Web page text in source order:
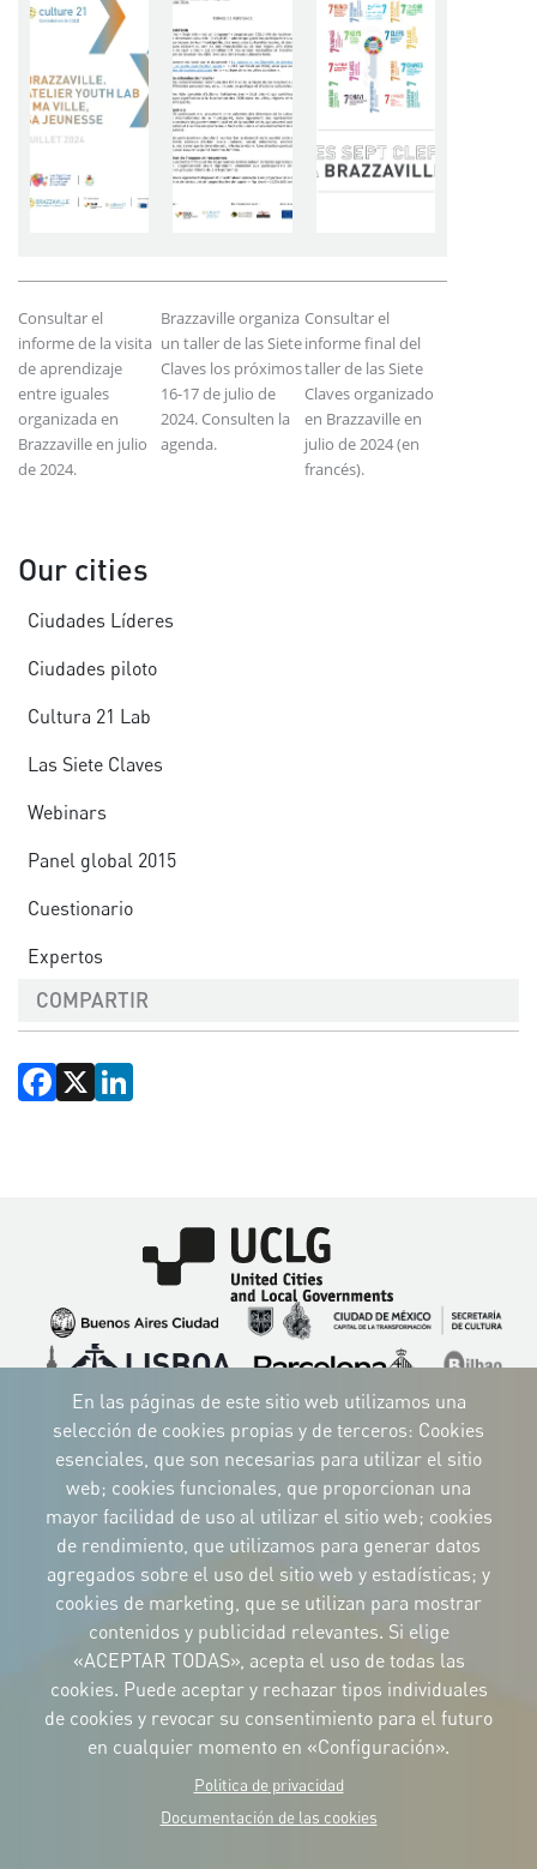
Consultar el
informe de la visita
de aprendizaje
entre iguales
organizada en
Brazzaville en julio
de 2024.
Brazzaville organiza
un taller de las Siete
Claves los próximos
16-17 de julio de
2024. Consulten la
agenda.
Consultar el
informe final del
taller de las Siete
Claves organizado
en Brazzaville en
julio de 2024 (en
francés).
Our cities
Ciudades Líderes
Ciudades piloto
Cultura 21 Lab
Las Siete Claves
Webinars
Panel global 2015
Cuestionario
Expertos
COMPARTIR
Facebook
X
Imagen
Imagen
Imagen
ImagenImagen Imagen
Imagen
ImagenImagenImagen
IDENTIDAD CORPORATIVA
Descargue
los logotipos
y el manual
NEWSLETTER
CONTACTO
Carrer Avinyó, 15
08002 Barcelona
culture@uclg.org
En las páginas de este sitio web utilizamos una
selección de cookies propias y de terceros: Cookies
esenciales, que son necesarias para utilizar el sitio
web; cookies funcionales, que proporcionan una
mayor facilidad de uso al utilizar el sitio web; cookies
de rendimiento, que utilizamos para generar datos
agregados sobre el uso del sitio web y estadísticas; y
cookies de marketing, que se utilizan para mostrar
contenidos y publicidad relevantes. Si elige
«ACEPTAR TODAS», acepta el uso de todas las
cookies. Puede aceptar y rechazar tipos individuales
de cookies y revocar su consentimiento para el futuro
en cualquier momento en «Configuración».
Politica de privacidad
Documentación de las cookies